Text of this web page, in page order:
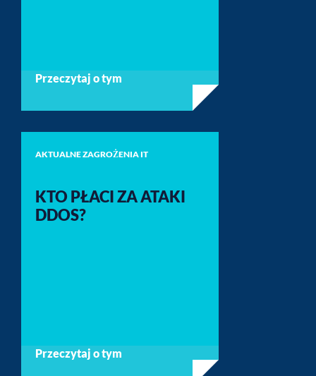
Przeczytaj o tym
AKTUALNE ZAGROŻENIA IT
KTO PŁACI ZA ATAKI
DDOS?
Przeczytaj o tym